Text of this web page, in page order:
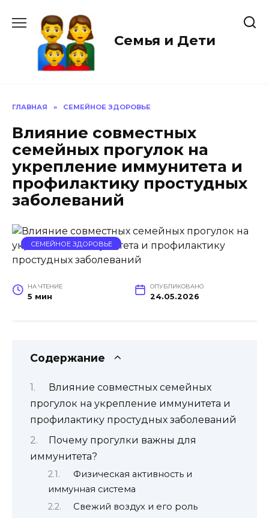
содержанию
Семья и Дети
ГЛАВНАЯ » СЕМЕЙНОЕ ЗДОРОВЬЕ
Влияние совместных
семейных прогулок на
укрепление иммунитета и
профилактику простудных
заболеваний
СЕМЕЙНОЕ ЗДОРОВЬЕ
НА ЧТЕНИЕ
5 мин
ОПУБЛИКОВАНО
24.05.2026
Содержание
Влияние совместных семейных
прогулок на укрепление иммунитета и
профилактику простудных заболеваний
Почему прогулки важны для
иммунитета?
Физическая активность и
иммунная система
Свежий воздух и его роль